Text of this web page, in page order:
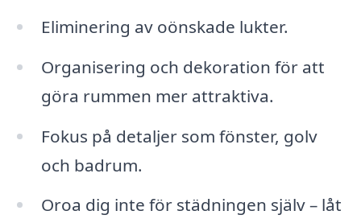
Eliminering av oönskade lukter.
Organisering och dekoration för att
göra rummen mer attraktiva.
Fokus på detaljer som fönster, golv
och badrum.
Oroa dig inte för städningen själv – låt